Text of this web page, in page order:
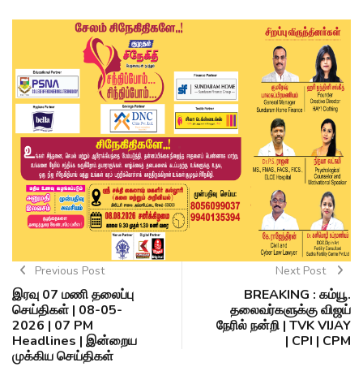
Previous Post
இரவு 07 மணி தலைப்பு
செய்திகள் | 08-05-
2026 | 07 PM
Headlines | இன்றைய
முக்கிய செய்திகள்
Next Post
BREAKING : கம்யூ.
தலைவர்களுக்கு விஜய்
நேரில் நன்றி | TVK VIJAY
| CPI | CPM